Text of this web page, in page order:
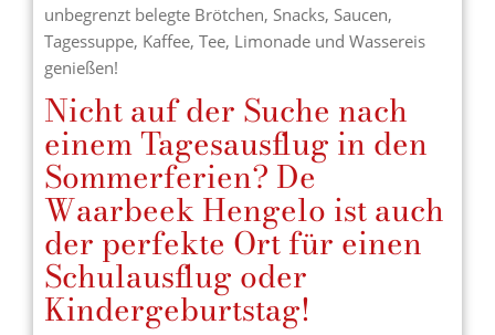
unbegrenzt belegte Brötchen, Snacks, Saucen,
Tagessuppe, Kaffee, Tee, Limonade und Wassereis
genießen!
Nicht auf der Suche nach
einem Tagesausflug in den
Sommerferien? De
Waarbeek Hengelo ist auch
der perfekte Ort für einen
Schulausflug oder
Kindergeburtstag!